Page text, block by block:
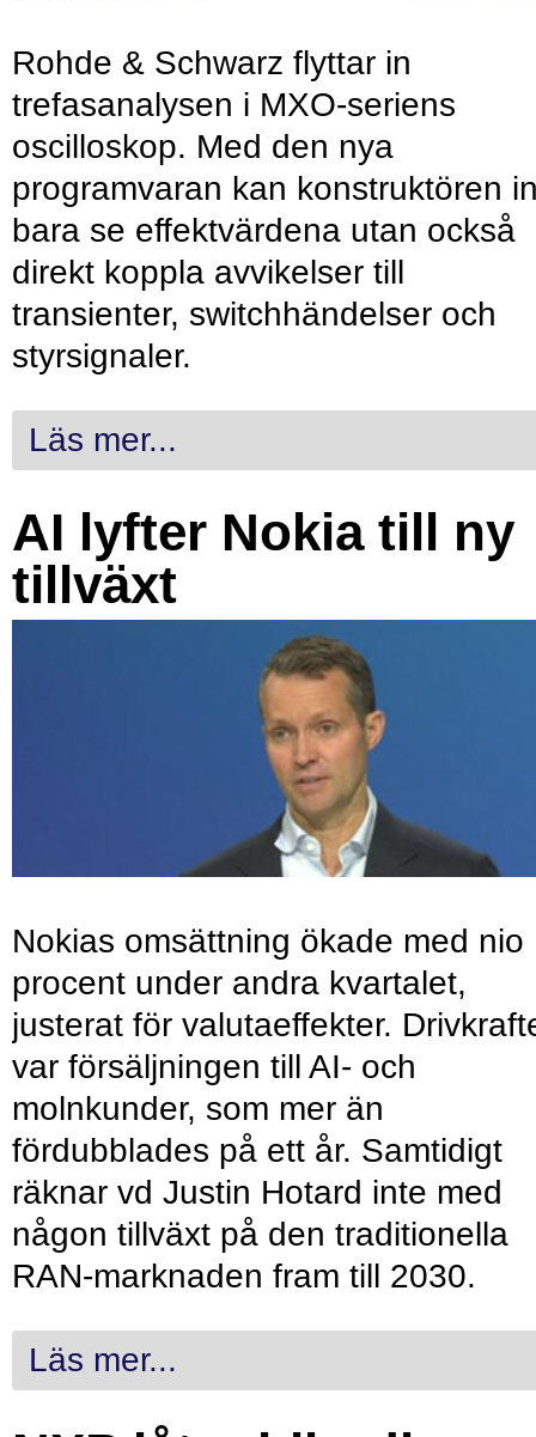
Rohde & Schwarz flyttar in
trefasanalysen i MXO-seriens
oscilloskop. Med den nya
programvaran kan konstruktören
bara se effektvärdena utan också
direkt koppla avvikelser till
transienter, switchhändelser och
styrsignaler.
Läs mer...
AI lyfter Nokia till ny
tillväxt
Nokias omsättning ökade med nio
procent under andra kvartalet,
justerat för valutaeffekter.
var försäljningen till AI- och
molnkunder, som mer än
fördubblades på ett år. Samtidigt
räknar vd Justin Hotard inte med
någon tillväxt på den traditionella
RAN-marknaden fram till 2030.
Läs mer...